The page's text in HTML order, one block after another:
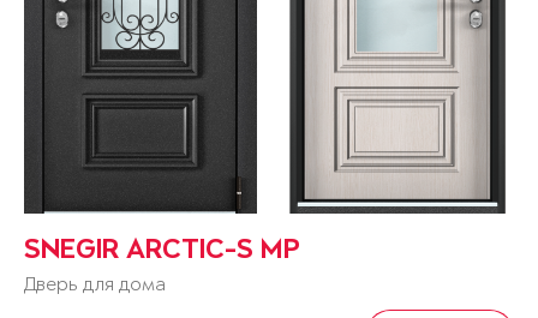
SNEGIR ARCTIC-S MP
Дверь для дома